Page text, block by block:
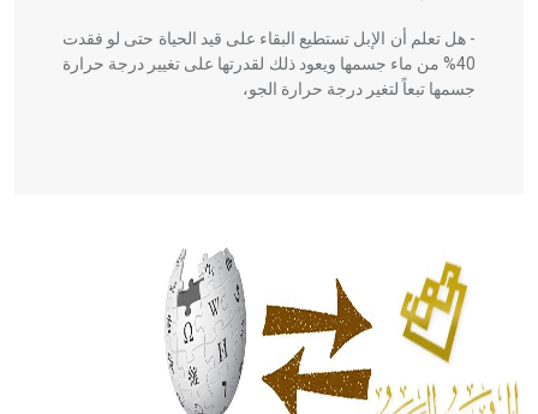
- هل تعلم أن الإبل تستطيع البقاء على قيد الحياة حتى لو فقدت
40% من ماء جسمها ويعود ذلك لقدرتها على تغيير درجة حرارة
جسمها تبعاً لتغير درجة حرارة الجو،
الحكم، الأدلة، تنظيم التغذية، ورسالته في جروح الرأس. ويعود
له الفضل بأنه حرر الطب من الدين والفلسفة.
- هل تعلم أن المرجان إفراز حيواني يتكون في البحر ويتركب